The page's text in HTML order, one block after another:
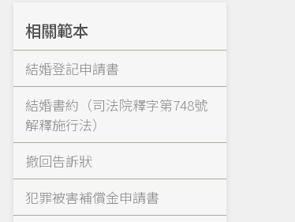
相關範本
結婚登記申請書
結婚書約（司法院釋字第748號
解釋施行法）
撤回告訴狀
犯罪被害補償金申請書